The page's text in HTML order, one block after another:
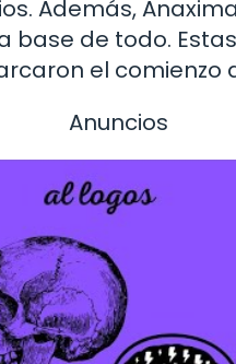
Además,
base de todo.
el comienzo
Anuncios